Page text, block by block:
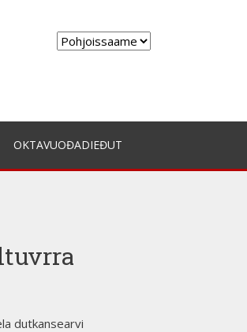
Choose
OKTAVUOĐADIEĐUT
dutkansearvi